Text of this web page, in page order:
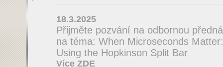
18.3.2025
Přijměte pozvání na odbornou
na téma: When Microseconds
Using the Hopkinson Split Bar
Více ZDE